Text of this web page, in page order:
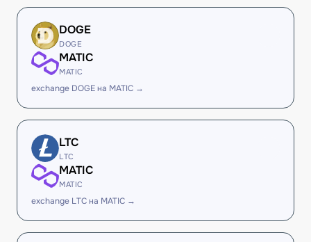
DOGE
DOGE
MATIC
MATIC
exchange DOGE на MATIC →
LTC
LTC
MATIC
MATIC
exchange LTC на MATIC →